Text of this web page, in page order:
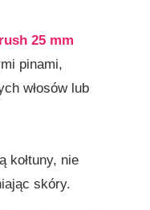
25 mm
pinami,
włosów lub
kołtuny, nie
skóry.